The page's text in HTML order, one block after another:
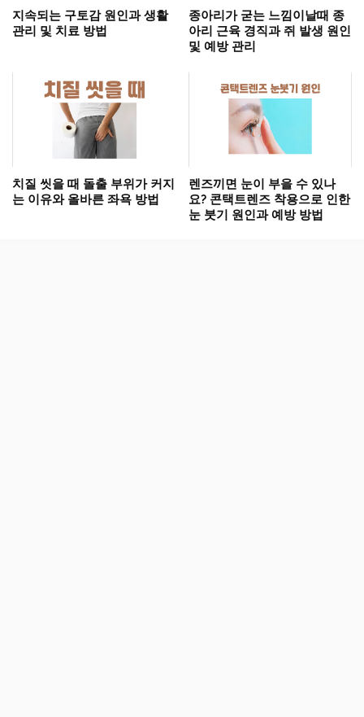
지속되는 구토감 원인과 생활
관리 및 치료 방법
종아리가 굳는 느낌이날때 종
아리 근육 경직과 쥐 발생 원인
및 예방 관리
치질 씻을 때 돌출 부위가 커지
는 이유와 올바른 좌욕 방법
렌즈끼면 눈이 부을 수 있나
요? 콘택트렌즈 착용으로 인한
눈 붓기 원인과 예방 방법